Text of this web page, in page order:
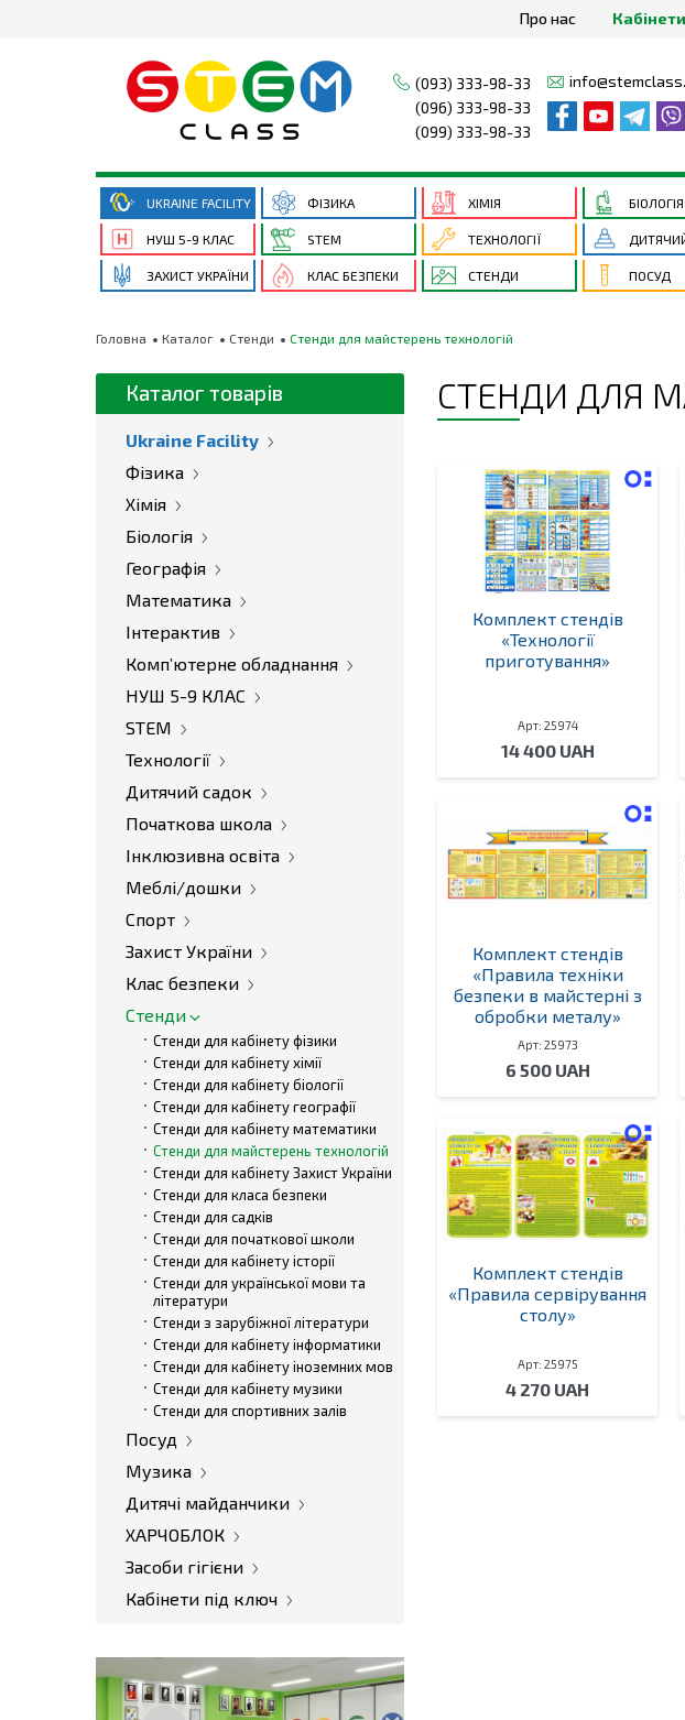
Про нас
(093) 333-98-33
(096) 333-98-33
(099) 333-98-33
UKRAINE FACILITY ФІЗИКА ХІМІЯ БІОЛОГІЯ
НУШ 5-9 КЛАС
STEM ТЕХНОЛОГІЇ
ЗАХИСТ УКРАЇНИ КЛАС БЕЗПЕКИ СТЕНДИ ПОСУД
Головна Каталог Стенди Стенди для майстерень технологій
Каталог товарів
Ukraine Facility
Фізика
Хімія
Біологія
Географія
Математика
Інтерактив
Комп’ютерне обладнання
НУШ 5-9 КЛАС
STEM
Технології
Дитячий садок
Початкова школа
Інклюзивна освіта
Меблі/дошки
Спорт
Захист України
Клас безпеки
Стенди
Стенди для кабінету фізики
Стенди для кабінету хімії
Стенди для кабінету біології
Стенди для кабінету географії
Стенди для кабінету математики
Стенди для майстерень технологій
Стенди для кабінету Захист України
Стенди для класа безпеки
Стенди для садків
Стенди для початкової школи
Стенди для кабінету історії
Стенди для української мови та
літератури
Стенди з зарубіжної літератури
Стенди для кабінету інформатики
Стенди для кабінету іноземних мов
Стенди для кабінету музики
Стенди для спортивних залів
Посуд
Музика
Дитячі майданчики
ХАРЧОБЛОК
Засоби гігієни
Кабінети під ключ
СТЕНДИ ДЛЯ
Комплект стендів
«Технології
приготування»
Арт: 25974
14 400 UAH
Комплект стендів
«Правила техніки
безпеки в майстерні з
обробки металу»
Арт: 25973
6 500 UAH
Комплект стендів
«Правила сервірування
столу»
Арт: 25975
4 270 UAH